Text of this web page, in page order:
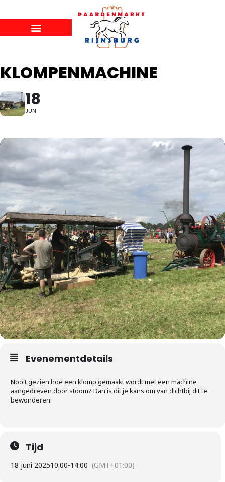
KLOMPENMACHINE
18
JUN
Evenementdetails
Nooit gezien hoe een klomp gemaakt wordt met een machine
aangedreven door stoom? Dan is dit je kans om van dichtbij dit te
bewonderen.
Tijd
18 juni 202510:00-14:00 (GMT+01:00)